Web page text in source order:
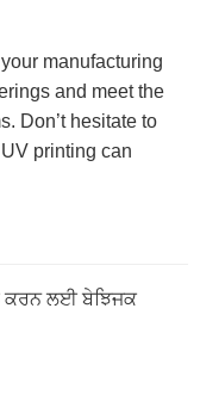
manufacturing
and meet the
Don’t hesitate to
printing can
ਕਰਨ ਲਈ ਬੇਝਿਜਕ